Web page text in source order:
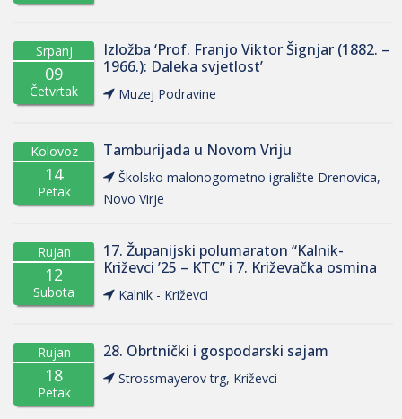
Srpanj
09
Četvrtak
Izložba ‘Prof. Franjo Viktor Šignjar (1882. –
1966.): Daleka svjetlost’
Muzej Podravine
Kolovoz
14
Petak
Tamburijada u Novom Vriju
Školsko malonogometno igralište Drenovica,
Novo Virje
Rujan
12
Subota
17. Županijski polumaraton “Kalnik-
Križevci ’25 – KTC” i 7. Križevačka osmina
Kalnik - Križevci
Rujan
18
Petak
28. Obrtnički i gospodarski sajam
Strossmayerov trg, Križevci